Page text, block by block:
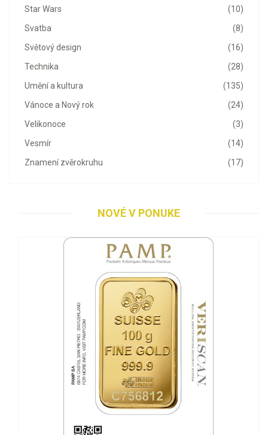
(10)
Star Wars
(8)
Svatba
(16)
Světový design
(28)
Technika
(135)
Umění a kultura
(24)
Vánoce a Nový rok
(3)
Velikonoce
(14)
Vesmír
(17)
Znamení zvěrokruhu
NOVÉ V PONUKE